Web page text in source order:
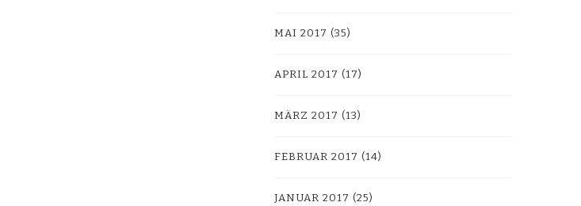
MAI 2017 (35)
APRIL 2017 (17)
MÄRZ 2017 (13)
FEBRUAR 2017 (14)
JANUAR 2017 (25)